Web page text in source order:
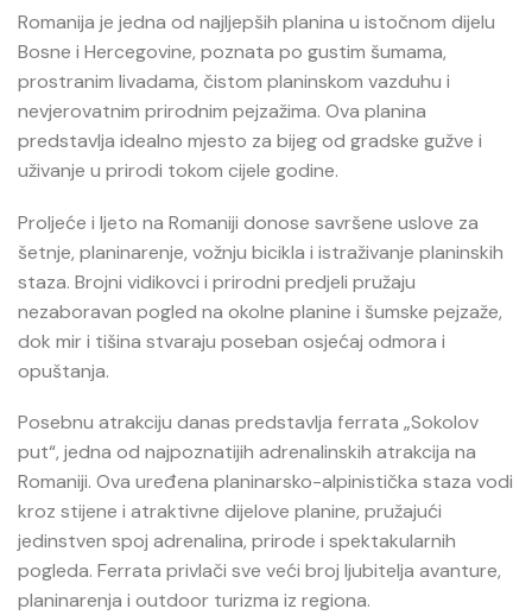
Romanija je jedna od najljepših planina u istočnom dijelu
Bosne i Hercegovine, poznata po gustim šumama,
prostranim livadama, čistom planinskom vazduhu i
nevjerovatnim prirodnim pejzažima. Ova planina
predstavlja idealno mjesto za bijeg od gradske gužve i
uživanje u prirodi tokom cijele godine.
Proljeće i ljeto na Romaniji donose savršene uslove za
šetnje, planinarenje, vožnju bicikla i istraživanje planinskih
staza. Brojni vidikovci i prirodni predjeli pružaju
nezaboravan pogled na okolne planine i šumske pejzaže,
dok mir i tišina stvaraju poseban osjećaj odmora i
opuštanja.
Posebnu atrakciju danas predstavlja ferrata „Sokolov
put“, jedna od najpoznatijih adrenalinskih atrakcija na
Romaniji. Ova uređena planinarsko-alpinistička staza vodi
kroz stijene i atraktivne dijelove planine, pružajući
jedinstven spoj adrenalina, prirode i spektakularnih
pogleda. Ferrata privlači sve veći broj ljubitelja avanture,
planinarenja i outdoor turizma iz regiona.